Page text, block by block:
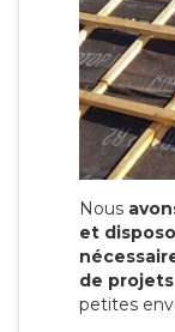
Nous
et
de
petites